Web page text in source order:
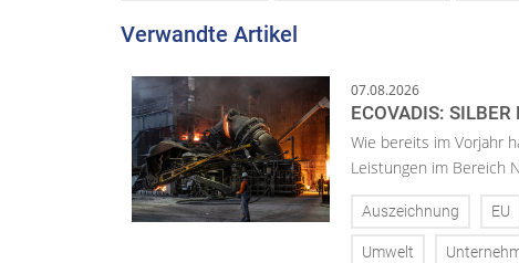
Verwandte Artikel
07.08.2026
ECOVADIS: SILBER
Wie bereits im Vorjahr
Leistungen im Bereich
Auszeichnung EU
Umwelt